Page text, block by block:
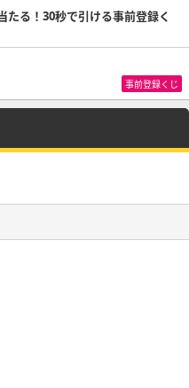
る！30秒で引ける事前登録く
事前登録くじ